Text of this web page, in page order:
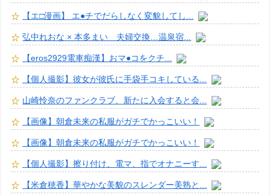
【エ□漫画】 エ●チでだらしなく変貌してし...
弘中れおな × 本多まい 夫婦交換…温泉宿...
【eros2929電車痴漢】おマ●コをクチ...
【個人撮影】彼女が彼氏に手袋手コキしている...
山崎怜奈のファンクラブ、新たに入会すると会...
【画像】朝倉未来の私服がガチでかっこいい！
【画像】朝倉未来の私服がガチでかっこいい！
【個人撮影】擦り付け、電マ、指でオナニーす...
【米倉穂香】華やかな美貌のスレンダー美熟と...